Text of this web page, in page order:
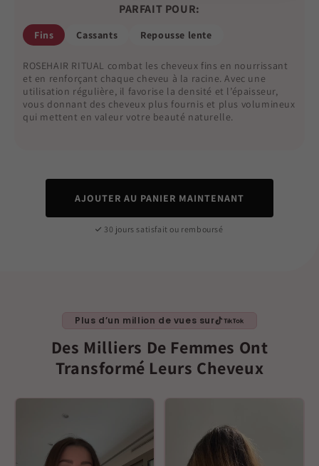
PARFAIT POUR:
Fins Cassants Repousse lente
ROSEHAIR RITUAL combat les cheveux fins en nourrissant
et en renforçant chaque cheveu à la racine. Avec une
utilisation régulière, il favorise la densité et l’épaisseur,
vous donnant des cheveux plus fournis et plus volumineux
qui mettent en valeur votre beauté naturelle.
AJOUTER AU PANIER MAINTENANT
30 jours satisfait ou remboursé
Plus d’un million de vues sur
Des Milliers De Femmes Ont
Transformé Leurs Cheveux